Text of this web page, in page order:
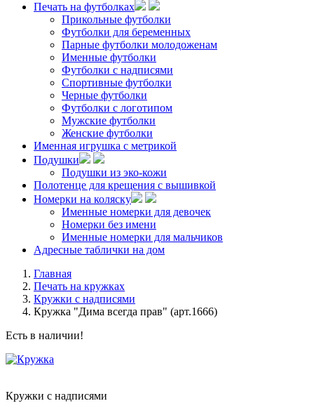
Печать на футболках
Прикольные футболки
Футболки для беременных
Парные футболки молодоженам
Именные футболки
Футболки с надписями
Спортивные футболки
Черные футболки
Футболки с логотипом
Мужские футболки
Женские футболки
Именная игрушка с метрикой
Подушки
Подушки из эко-кожи
Полотенце для крещения с вышивкой
Номерки на коляску
Именные номерки для девочек
Номерки без имени
Именные номерки для мальчиков
Адресные таблички на дом
Главная
Печать на кружках
Кружки с надписями
Кружка "Дима всегда прав" (арт.1666)
Есть в наличии!
Кружки с надписями